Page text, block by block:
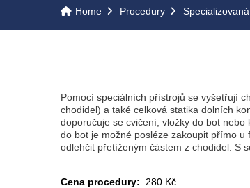
Home Procedury
Pomocí speciálních přístrojů se vyšetřují
chodidel) a také celková statika dolních
doporučuje se cvičení, vložky do bot
do bot je možné posléze zakoupit přímo
odlehčit přetíženým částem z chodidel. S
Cena procedury:
280 Kč